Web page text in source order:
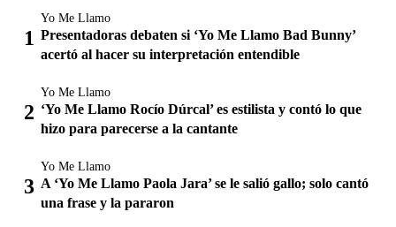
Yo Me Llamo
Presentadoras debaten si ‘Yo Me Llamo Bad Bunny’
acertó al hacer su interpretación entendible
Yo Me Llamo
‘Yo Me Llamo Rocío Dúrcal’ es estilista y contó lo que
hizo para parecerse a la cantante
Yo Me Llamo
A ‘Yo Me Llamo Paola Jara’ se le salió gallo; solo cantó
una frase y la pararon